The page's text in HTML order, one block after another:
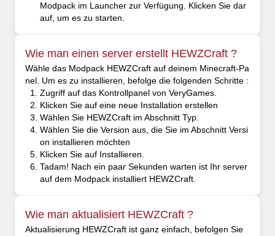
Modpack im Launcher zur Verfügung. Klicken Sie dar
auf, um es zu starten.
Wie man einen server erstellt HEWZCraft ?
Wähle das Modpack HEWZCraft auf deinem Minecraft-Pa
nel. Um es zu installieren, befolge die folgenden Schritte :
Zugriff auf das Kontrollpanel von VeryGames.
Klicken Sie auf eine neue Installation erstellen
Wählen Sie HEWZCraft im Abschnitt Typ.
Wählen Sie die Version aus, die Sie im Abschnitt Versi
on installieren möchten
Klicken Sie auf Installieren.
Tadam! Nach ein paar Sekunden warten ist Ihr server
auf dem Modpack installiert HEWZCraft.
Wie man aktualisiert HEWZCraft ?
Aktualisierung HEWZCraft ist ganz einfach, befolgen Sie